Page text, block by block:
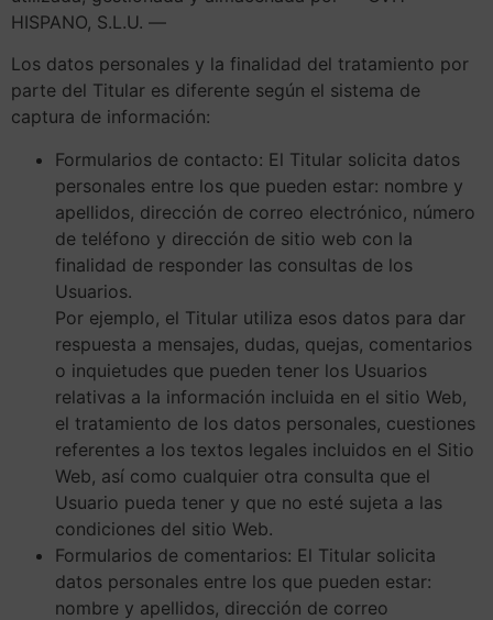
HISPANO, S.L.U. —
Los datos personales y la finalidad del tratamiento por
parte del Titular es diferente según el sistema de
captura de información:
Formularios de contacto: El Titular solicita datos
personales entre los que pueden estar: nombre y
apellidos, dirección de correo electrónico, número
de teléfono y dirección de sitio web con la
finalidad de responder las consultas de los
Usuarios.
Por ejemplo, el Titular utiliza esos datos para dar
respuesta a mensajes, dudas, quejas, comentarios
o inquietudes que pueden tener los Usuarios
relativas a la información incluida en el sitio Web,
el tratamiento de los datos personales, cuestiones
referentes a los textos legales incluidos en el Sitio
Web, así como cualquier otra consulta que el
Usuario pueda tener y que no esté sujeta a las
condiciones del sitio Web.
Formularios de comentarios: El Titular solicita
datos personales entre los que pueden estar:
nombre y apellidos, dirección de correo